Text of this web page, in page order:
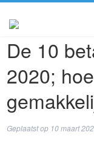
De 10
2020;
Geplaatst op 10 maart